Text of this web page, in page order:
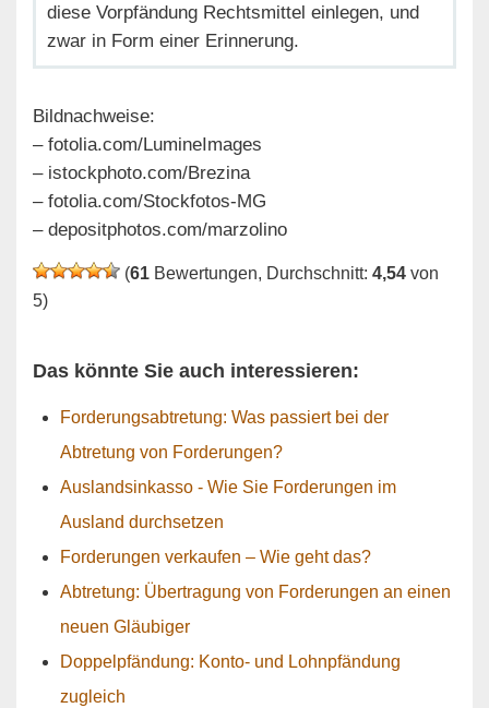
diese Vorpfändung Rechtsmittel einlegen, und
zwar in Form einer Erinnerung.
Bildnachweise:
– fotolia.com/LumineImages
– istockphoto.com/Brezina
– fotolia.com/Stockfotos-MG
– depositphotos.com/marzolino
(61 Bewertungen, Durchschnitt: 4,54 von
5)
Das könnte Sie auch interessieren:
Forderungsabtretung: Was passiert bei der
Abtretung von Forderungen?
Auslandsinkasso - Wie Sie Forderungen im
Ausland durchsetzen
Forderungen verkaufen – Wie geht das?
Abtretung: Übertragung von Forderungen an einen
neuen Gläubiger
Doppelpfändung: Konto- und Lohnpfändung
zugleich